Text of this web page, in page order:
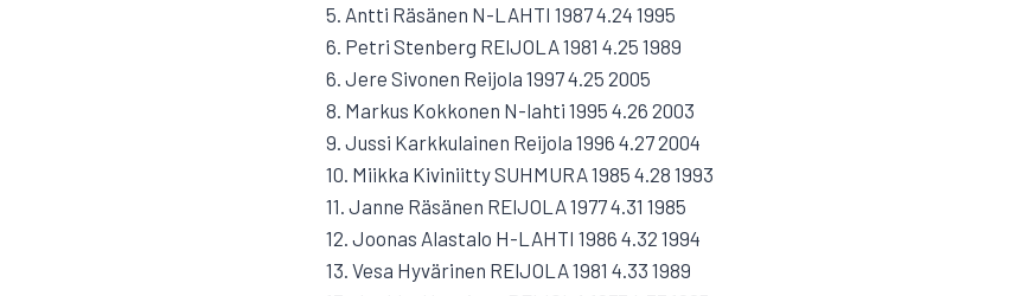
5. Antti Räsänen N-LAHTI 1987 4.24 1995
6. Petri Stenberg REIJOLA 1981 4.25 1989
6. Jere Sivonen Reijola 1997 4.25 2005
8. Markus Kokkonen N-lahti 1995 4.26 2003
9. Jussi Karkkulainen Reijola 1996 4.27 2004
10. Miikka Kiviniitty SUHMURA 1985 4.28 1993
11. Janne Räsänen REIJOLA 1977 4.31 1985
12. Joonas Alastalo H-LAHTI 1986 4.32 1994
13. Vesa Hyvärinen REIJOLA 1981 4.33 1989